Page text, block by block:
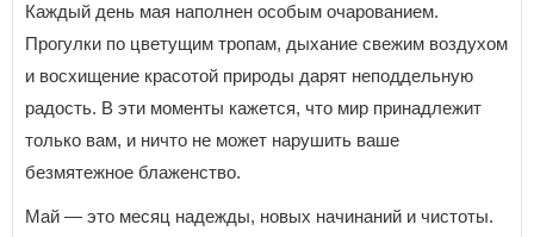
Каждый день мая наполнен особым очарованием.
Прогулки по цветущим тропам, дыхание свежим воздухом
и восхищение красотой природы дарят неподдельную
радость. В эти моменты кажется, что мир принадлежит
только вам, и ничто не может нарушить ваше
безмятежное блаженство.
Май — это месяц надежды, новых начинаний и чистоты.